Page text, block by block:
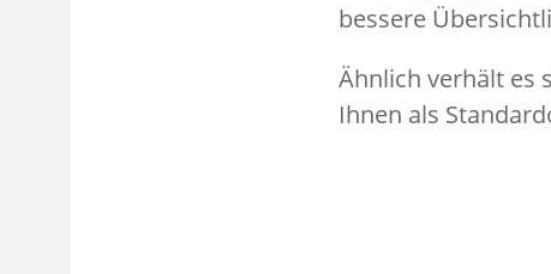
bessere
Ähnlich verhält es
Ihnen als